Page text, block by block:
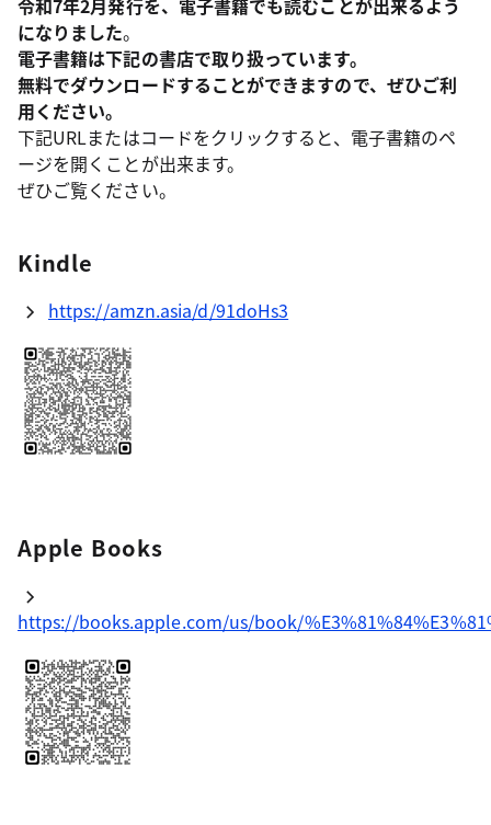
令和7年2月発行を、電子書籍でも読むことが出来るよう
になりました。
電子書籍は下記の書店で取り扱っています。
無料でダウンロードすることができますので、ぜひご利
用ください。
下記URLまたはコードをクリックすると、電子書籍のペ
ージを開くことが出来ます。
ぜひご覧ください。
Kindle
https://amzn.asia/d/91doHs3
Apple Books
https://books.apple.com/us/book/